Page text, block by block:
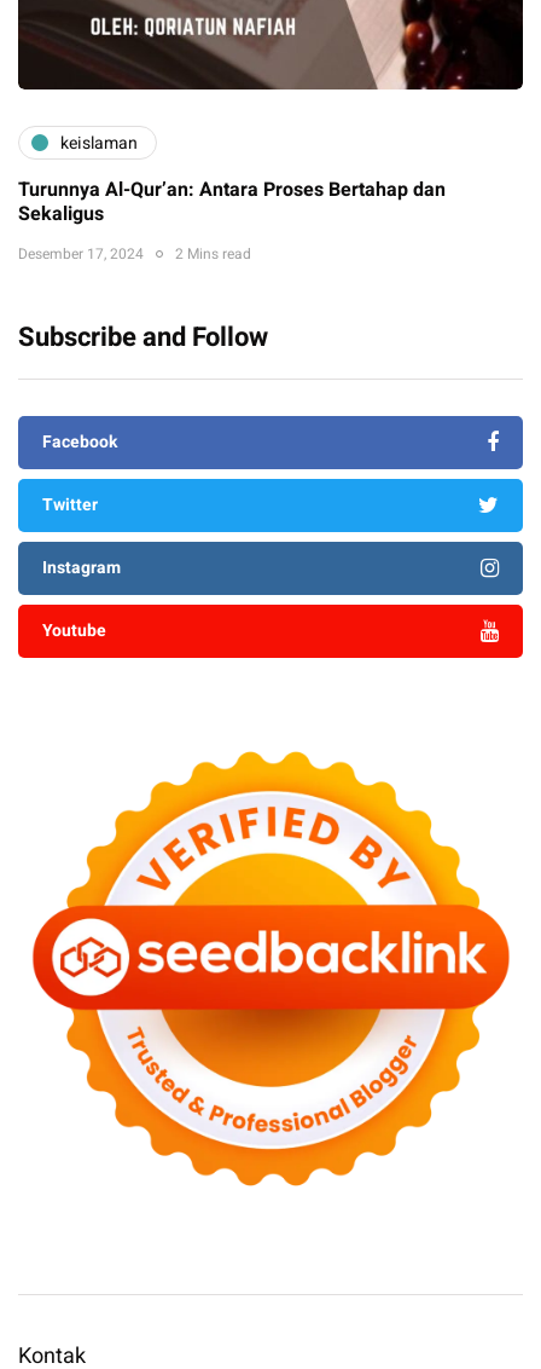
keislaman
Turunnya Al-Qur’an: Antara Proses Bertahap dan
Sekaligus
Desember 17, 2024 2 Mins read
Subscribe and Follow
Facebook
Twitter
Instagram
Youtube
Kontak